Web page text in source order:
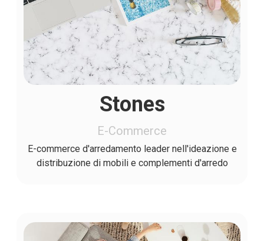
Stones
E-Commerce
E-commerce d'arredamento leader nell'ideazione e
distribuzione di mobili e complementi d'arredo